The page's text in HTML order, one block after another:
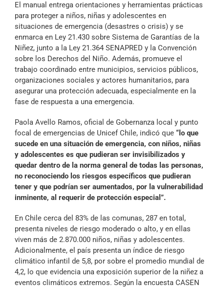
El manual entrega orientaciones y herramientas prácticas
para proteger a niños, niñas y adolescentes en
situaciones de emergencia (desastres o crisis) y se
enmarca en Ley 21.430 sobre Sistema de Garantías de la
Niñez, junto a la Ley 21.364 SENAPRED y la Convención
sobre los Derechos del Niño. Además, promueve el
trabajo coordinado entre municipios, servicios públicos,
organizaciones sociales y actores humanitarios, para
asegurar una protección adecuada, especialmente en la
fase de respuesta a una emergencia.
Paola Avello Ramos, oficial de Gobernanza local y punto
focal de emergencias de Unicef Chile, indicó que “lo que
sucede en una situación de emergencia, con niños, niñas
y adolescentes es que pudieran ser invisibilizados y
quedar dentro de la norma general de todas las personas,
no reconociendo los riesgos específicos que pudieran
tener y que podrían ser aumentados, por la vulnerabilidad
inminente, al requerir de protección especial”.
En Chile cerca del 83% de las comunas, 287 en total,
presenta niveles de riesgo moderado o alto, y en ellas
viven más de 2.870.000 niños, niñas y adolescentes.
Adicionalmente, el país presenta un índice de riesgo
climático infantil de 5,8, por sobre el promedio mundial de
4,2, lo que evidencia una exposición superior de la niñez a
eventos climáticos extremos. Según la encuesta CASEN